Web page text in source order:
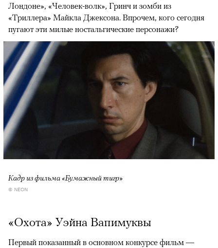
Лондоне», «Человек-волк», Гринч и зомби из
«Триллера» Майкла Джексона. Впрочем, кого сегодня
пугают эти милые ностальгические персонажи?
Кадр из фильма «Бумажный тигр»
© NEON
«Охота» Уэйна Вапимуквы
Первый показанный в основном конкурсе фильм —